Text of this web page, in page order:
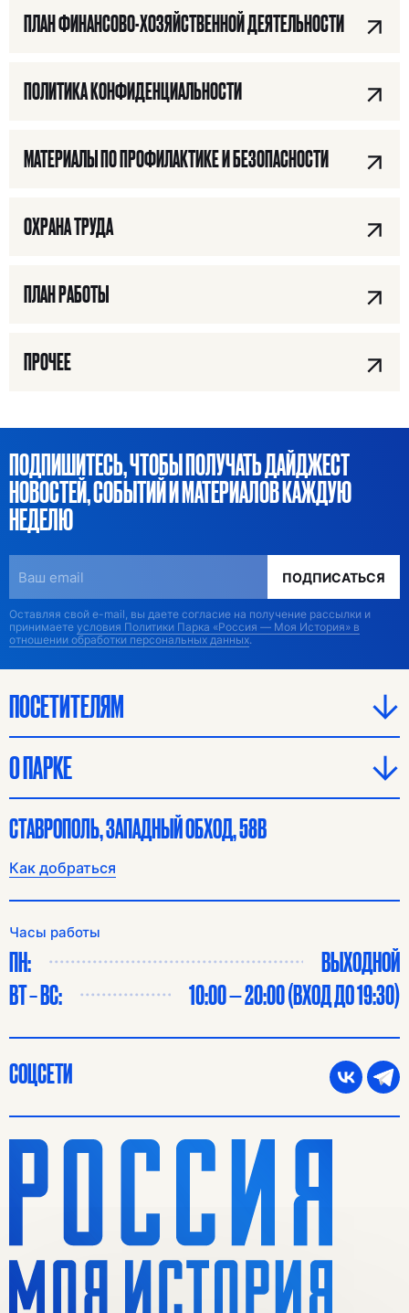
ПЛАН ФИНАНСОВО-ХОЗЯЙСТВЕННОЙ ДЕЯТЕЛЬНОСТИ
ПОЛИТИКА КОНФИДЕНЦИАЛЬНОСТИ
МАТЕРИАЛЫ ПО ПРОФИЛАКТИКЕ И БЕЗОПАСНОСТИ
ОХРАНА ТРУДА
ПЛАН РАБОТЫ
ПРОЧЕЕ
ПОДПИШИТЕСЬ, ЧТОБЫ ПОЛУЧАТЬ ДАЙДЖЕСТ
НОВОСТЕЙ, СОБЫТИЙ И МАТЕРИАЛОВ КАЖДУЮ
НЕДЕЛЮ
ПОДПИСАТЬСЯ
Оставляя свой e-mail, вы даете согласие на получение рассылки и
принимаете условия Политики Парка «Россия — Моя История» в
отношении обработки персональных данных.
ПОСЕТИТЕЛЯМ
О ПАРКЕ
СТАВРОПОЛЬ, ЗАПАДНЫЙ ОБХОД, 58В
Как добраться
Часы работы
ПН:
ВЫХОДНОЙ
ВТ – ВС:
10:00 — 20:00 (ВХОД ДО 19:30)
СОЦСЕТИ
Я ИЩУ: